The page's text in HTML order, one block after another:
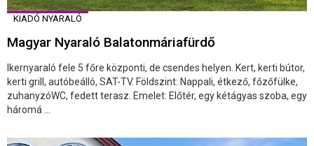
KIADÓ NYARALÓ
Magyar Nyaraló Balatonmáriafürdő
Ikernyaraló fele 5 főre központi, de csendes helyen. Kert, kerti bútor,
kerti grill, autóbeálló, SAT-TV. Földszint: Nappali, étkező, főzőfülke,
zuhanyzóWC, fedett terasz. Emelet: Előtér, egy kétágyas szoba, egy
háromá ...